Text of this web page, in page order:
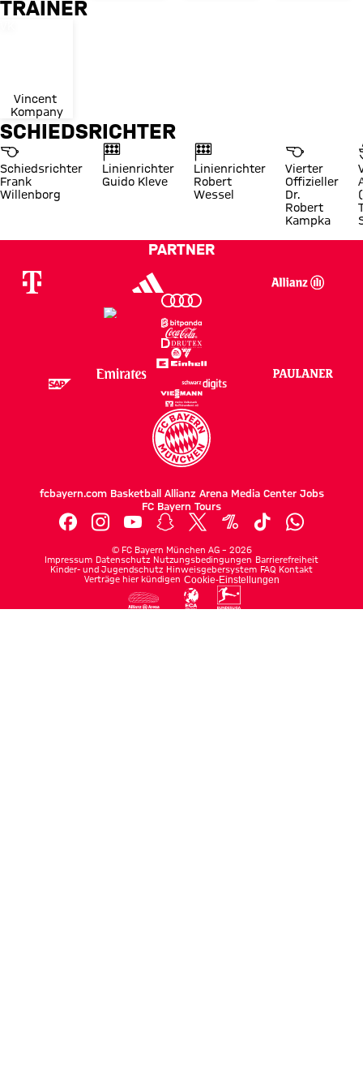
TRAINER
Vincent
Kompany
SCHIEDSRICHTER
Schiedsrichter
Frank
Willenborg
Linienrichter
Guido Kleve
Linienrichter
Robert
Wessel
Vierter
Offizieller
Dr.
Robert
Kampka
PARTNER
fcbayern.com Basketball Allianz Arena Media Center Jobs
FC Bayern Tours
© FC Bayern München AG – 2026
Impressum Datenschutz Nutzungsbedingungen Barrierefreiheit
Kinder- und Jugendschutz Hinweisgebersystem FAQ Kontakt
Verträge hier kündigen Cookie-Einstellungen